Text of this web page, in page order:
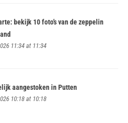
bekijk 10 foto’s van de zeppelin
11:34 at 11:34
aangestoken in Putten
10:18 at 10:18